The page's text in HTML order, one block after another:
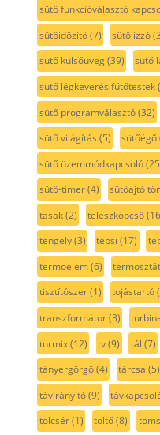
sütő funkcióválasztó
sütőidőzítő(7) sütő izzó
sütő külsőüveg(39) sütő
sütő légkeverés fűtőtestek
sütő programválasztó(32)
sütő világítás (5) sütőégő
sütő üzemmódkapcsoló
sűtő-timer(4) sűtőajtó
tasak(2) teleszkópcső
tengely(3) tepsi (17)
termoelem(6) termosztát
tisztítószer(1) tojástartó
transzformátor(3)
turmix(12) tv(9) tál (7)
tányérgörgő(4) tárcsa (5)
távirányító(9)
tölcsér(1) töltő(8)